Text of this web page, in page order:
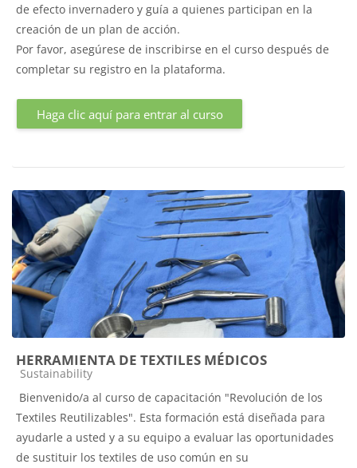
de efecto invernadero y guía a quienes participan en la
creación de un plan de acción.
Por favor, asegúrese de inscribirse en el curso después de
completar su registro en la plataforma.
Haga clic aquí para entrar al curso
HERRAMIENTA DE TEXTILES MÉDICOS
Categoría de cursos
Sustainability
Bienvenido/a al curso de capacitación "Revolución de los
Textiles Reutilizables". Esta formación está diseñada para
ayudarle a usted y a su equipo a evaluar las oportunidades
de sustituir los textiles de uso común en su